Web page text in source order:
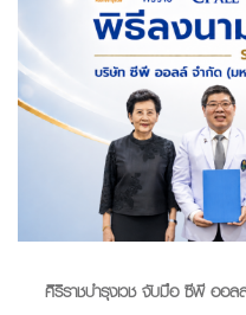
ศิริราชบำรุงเวช จับมือ ซีพี ออล